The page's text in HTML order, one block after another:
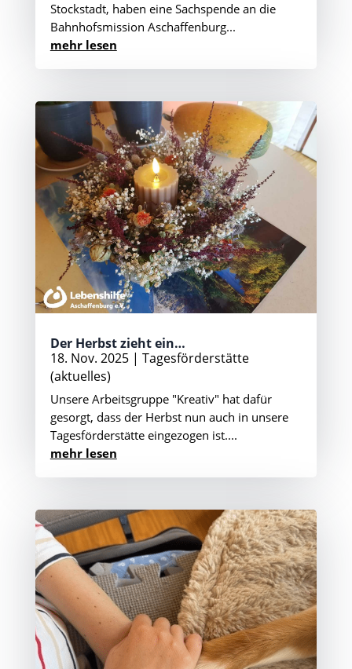
Stockstadt, haben eine Sachspende an die
Bahnhofsmission Aschaffenburg...
mehr lesen
Der Herbst zieht ein…
18. Nov. 2025| Tagesförderstätte
(aktuelles)
Unsere Arbeitsgruppe "Kreativ" hat dafür
gesorgt, dass der Herbst nun auch in unsere
Tagesförderstätte eingezogen ist....
mehr lesen